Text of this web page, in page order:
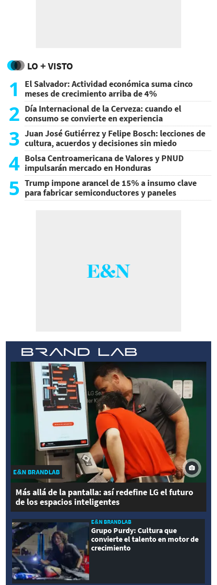
LO + VISTO
1
El Salvador: Actividad económica suma cinco
meses de crecimiento arriba de 4%
2 Día Internacional de la Cerveza: cuando el
consumo se convierte en experiencia
3 Juan José Gutiérrez y Felipe Bosch: lecciones de
cultura, acuerdos y decisiones sin miedo
4 Bolsa Centroamericana de Valores y PNUD
impulsarán mercado en Honduras
5 Trump impone arancel de 15% a insumo clave
para fabricar semiconductores y paneles
E&N BRANDLAB
Más allá de la pantalla: así redefine LG el futuro
de los espacios inteligentes
E&N BRANDLAB
Grupo Purdy: Cultura que
convierte el talento en motor de
crecimiento